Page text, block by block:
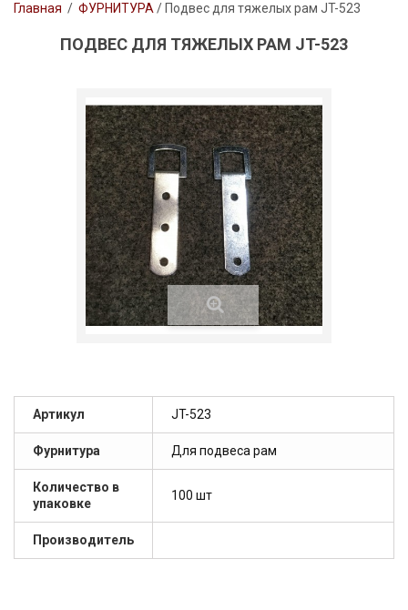
Главная / ФУРНИТУРА / Подвес для тяжелых рам JT-523
ПОДВЕС ДЛЯ ТЯЖЕЛЫХ РАМ JT-523
Артикул JT-523
Фурнитура Для подвеса рам
Количество в
упаковке
100 шт
Производитель